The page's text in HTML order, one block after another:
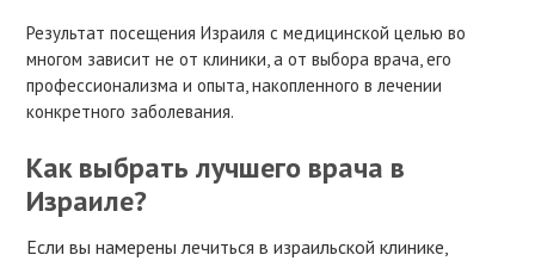
Результат посещения Израиля с медицинской целью во
многом зависит не от клиники, а от выбора врача, его
профессионализма и опыта, накопленного в лечении
конкретного заболевания.
Как выбрать лучшего врача в
Израиле?
Если вы намерены лечиться в израильской клинике,